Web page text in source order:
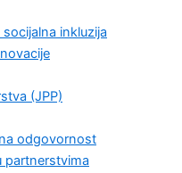
inkluzija
(JPP)
odgovornost
partnerstvima